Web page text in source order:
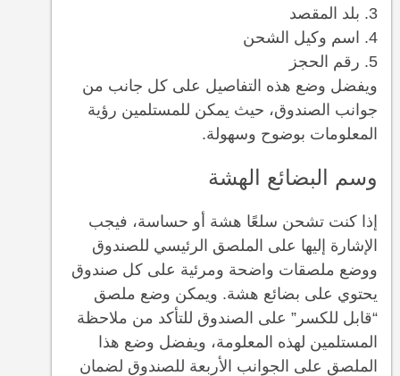
بلد المقصد
اسم وكيل الشحن
رقم الحجز
ويفضل وضع هذه التفاصيل على كل جانب من
جوانب الصندوق، حيث يمكن للمستلمين رؤية
المعلومات بوضوح وسهولة.
وسم البضائع الهشة
إذا كنت تشحن سلعًا هشة أو حساسة، فيجب
الإشارة إليها على الملصق الرئيسي للصندوق
ووضع ملصقات واضحة ومرئية على كل صندوق
يحتوي على بضائع هشة. ويمكن وضع ملصق
“قابل للكسر” على الصندوق للتأكد من ملاحظة
المستلمين لهذه المعلومة، ويفضل وضع هذا
الملصق على الجوانب الأربعة للصندوق لضمان